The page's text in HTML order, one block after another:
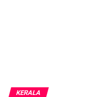
KERALA